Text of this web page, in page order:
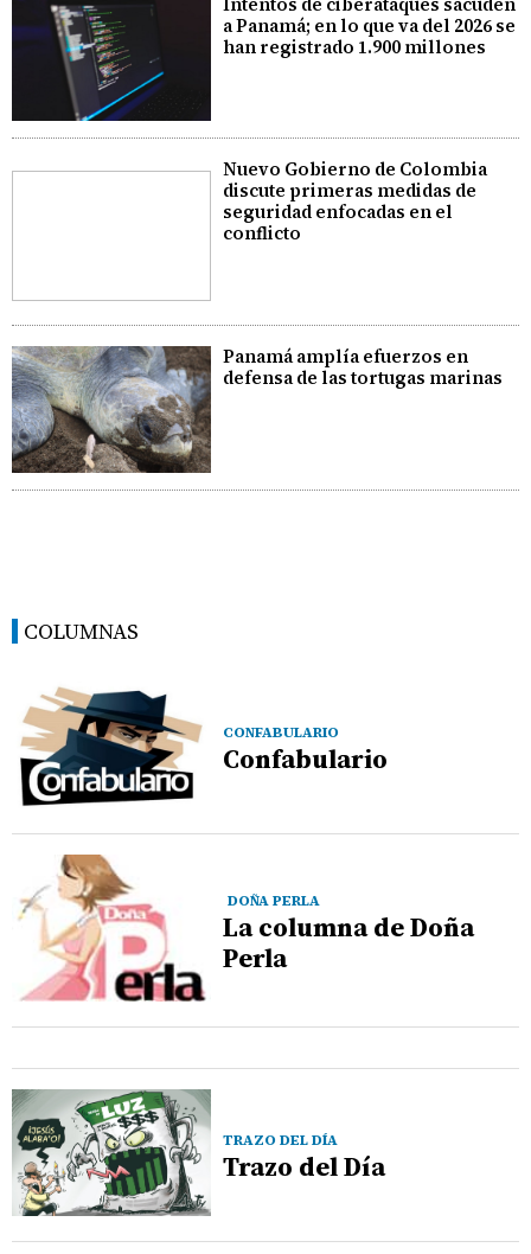
a Panamá; en lo que va del 2026 se
han registrado 1.900 millones
Nuevo Gobierno de Colombia
discute primeras medidas de
seguridad enfocadas en el
conflicto
Panamá amplía efuerzos en
defensa de las tortugas marinas
COLUMNAS
CONFABULARIO
Confabulario
DOÑA PERLA
La columna de Doña
Perla
TRAZO DEL DÍA
Trazo del Día